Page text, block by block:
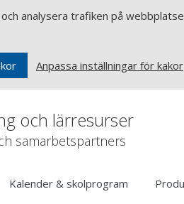
analysera trafiken på
Anpassa inställningar för kakor
och lärresurser
samarbetspartners
Kalender & skolprogram